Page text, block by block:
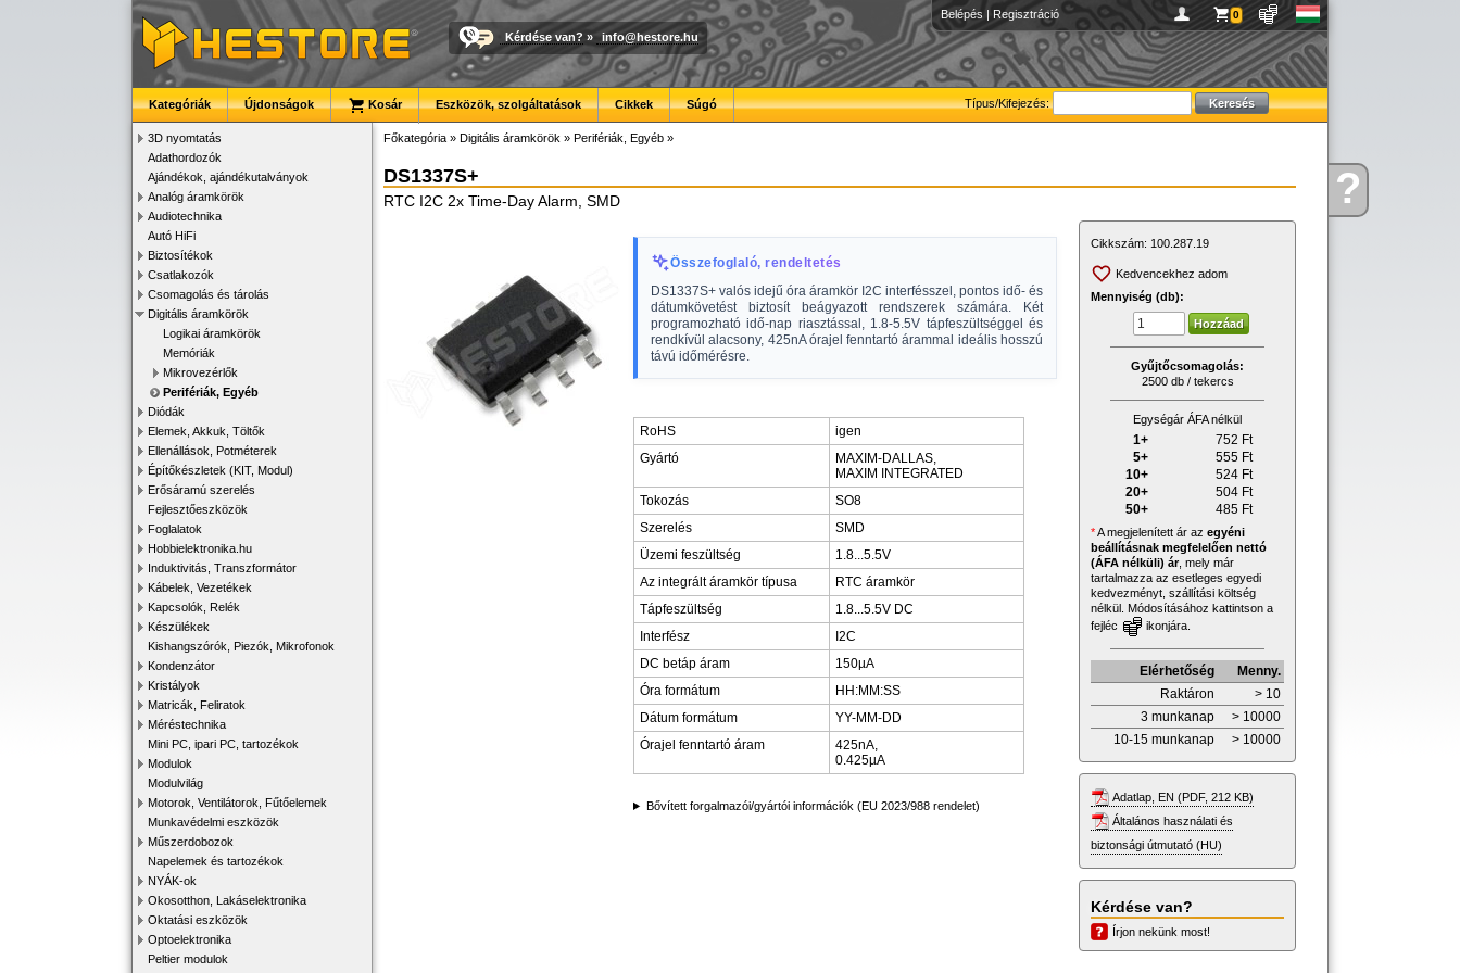
Kérdése?
Belépés | Regisztráció 0
Kérdése van? » info@hestore.hu
Típus/Kifejezés:
Kategóriák Újdonságok Kosár Eszközök, szolgáltatások Cikkek Súgó
3D nyomtatás
Adathordozók
Ajándékok, ajándékutalványok
Analóg áramkörök
Audiotechnika
Autó HiFi
Biztosítékok
Csatlakozók
Csomagolás és tárolás
Digitális áramkörök
Logikai áramkörök
Memóriák
Mikrovezérlők
Perifériák, Egyéb
Diódák
Elemek, Akkuk, Töltők
Ellenállások, Potméterek
Építőkészletek (KIT, Modul)
Erősáramú szerelés
Fejlesztőeszközök
Foglalatok
Hobbielektronika.hu
Induktivitás, Transzformátor
Kábelek, Vezetékek
Kapcsolók, Relék
Készülékek
Kishangszórók, Piezók, Mikrofonok
Kondenzátor
Kristályok
Matricák, Feliratok
Méréstechnika
Mini PC, ipari PC, tartozékok
Modulok
Modulvilág
Motorok, Ventilátorok, Fűtőelemek
Munkavédelmi eszközök
Műszerdobozok
Napelemek és tartozékok
NYÁK-ok
Okosotthon, Lakáselektronika
Oktatási eszközök
Optoelektronika
Peltier modulok
Főkategória » Digitális áramkörök » Perifériák, Egyéb »
DS1337S+
RTC I2C 2x Time-Day Alarm, SMD
Összefoglaló, rendeltetés
DS1337S+ valós idejű óra áramkör I2C interfésszel, pontos idő- és
dátumkövetést biztosít beágyazott rendszerek számára. Két
programozható idő-nap riasztással, 1.8-5.5V tápfeszültséggel és
rendkívül alacsony, 425nA órajel fenntartó árammal ideális hosszú
távú időmérésre.
RoHS
igen
Gyártó
MAXIM-DALLAS,
MAXIM INTEGRATED
Tokozás
SO8
Szerelés
SMD
Üzemi feszültség
1.8...5.5V
Az integrált áramkör típusa
RTC áramkör
Tápfeszültség
1.8...5.5V DC
Interfész
I2C
DC betáp áram
150µA
Óra formátum
HH:MM:SS
Dátum formátum
YY-MM-DD
Órajel fenntartó áram
425nA,
0.425µA
Bővített forgalmazói/gyártói információk (EU 2023/988 rendelet)
Cikkszám: 100.287.19
Kedvencekhez adom
Mennyiség (db):
Gyűjtőcsomagolás:
2500 db / tekercs
Egységár ÁFA nélkül
1+ 752 Ft
5+
555 Ft
10+
524 Ft
20+
504 Ft
50+
485 Ft
*A megjelenített ár az egyéni
beállításnak megfelelően nettó
(ÁFA nélküli) ár, mely már
tartalmazza az esetleges egyedi
kedvezményt, szállítási költség
nélkül. Módosításához kattintson a
fejléc
ikonjára.
Elérhetőség
Menny.
Raktáron
> 10
3 munkanap
> 10000
10-15 munkanap
> 10000
Adatlap, EN (PDF, 212 KB)
Általános használati és
biztonsági útmutató (HU)
Kérdése van?
Írjon nekünk most!